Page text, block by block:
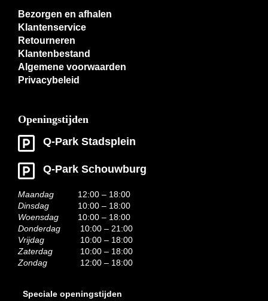
Bezorgen en afhalen
Klantenservice
Retourneren
Klantenbestand
Algemene voorwaarden
Privacybeleid
Openingstijden
Q-Park Stadsplein
Q-Park Schouwburg
Maandag
12:00 – 18:00
Dinsdag
10:00 – 18:00
Woensdag
10:00 – 18:00
Donderdag
10:00 – 21:00
Vrijdag
10:00 – 18:00
Zaterdag
10:00 – 18:00
Zondag
12:00 – 18:00
Speciale openingstijden